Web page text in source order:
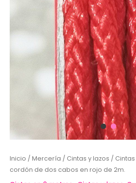
Inicio / Mercería / Cintas y lazos /
cordón de dos cabos en rojo de 2m.